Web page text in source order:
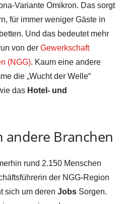
Variante Omikron. Das sorgt
für immer weniger Gäste in
Und das bedeutet mehr
von der Gewerkschaft
(NGG). Kaum eine andere
die „Wucht der Welle“
das Hotel- und
Branchen
rund 2.150 Menschen
der NGG-Region
sich um deren Jobs Sorgen.